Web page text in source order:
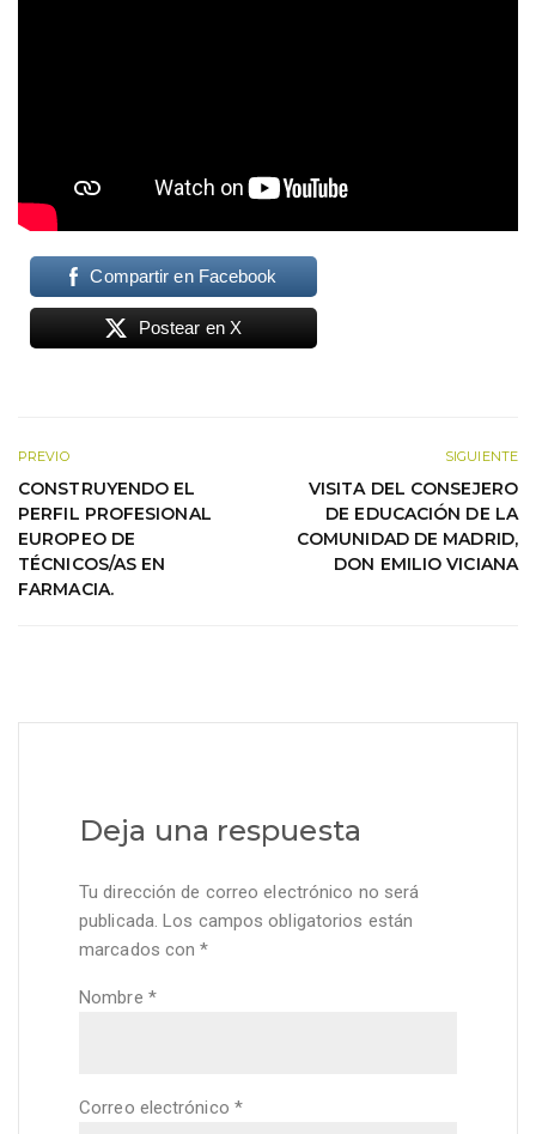
Compartir en Facebook
Postear en X
PREVIO
CONSTRUYENDO EL
PERFIL PROFESIONAL
EUROPEO DE
TÉCNICOS/AS EN
FARMACIA.
SIGUIENTE
VISITA DEL CONSEJERO
DE EDUCACIÓN DE LA
COMUNIDAD DE MADRID,
DON EMILIO VICIANA
Deja una respuesta
Tu dirección de correo electrónico no será
publicada. Los campos obligatorios están
marcados con*
Nombre *
Correo electrónico *